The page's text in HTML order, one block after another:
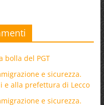
bolla del PGT
e sicurezza.
e alla prefettura di Lecco
e sicurezza.